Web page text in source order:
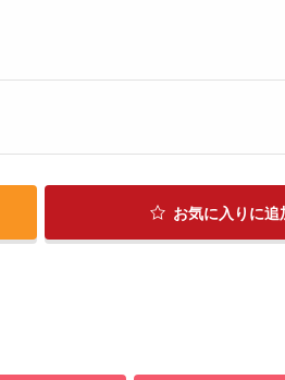
お気に入り に追